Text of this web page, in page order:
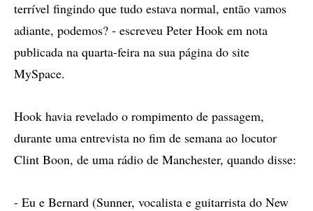
terrível fingindo que tudo estava normal, então vamos
adiante, podemos? - escreveu Peter Hook em nota
publicada na quarta-feira na sua página do site
MySpace.
Hook havia revelado o rompimento de passagem,
durante uma entrevista no fim de semana ao locutor
Clint Boon, de uma rádio de Manchester, quando disse:
- Eu e Bernard (Sunner, vocalista e guitarrista do New